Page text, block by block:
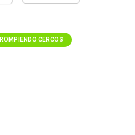
ROMPIENDO CERCOS